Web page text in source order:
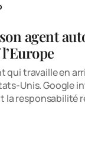
agent
qui travaille en
Unis. Google
la responsabilité